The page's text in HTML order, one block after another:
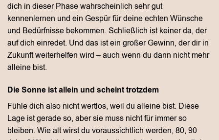
dich in dieser Phase wahrscheinlich sehr gut
kennenlernen und ein Gespür für deine echten Wünsche
und Bedürfnisse bekommen. Schließlich ist keiner da, der
auf dich einredet. Und das ist ein großer Gewinn, der dir in
Zukunft weiterhelfen wird – auch wenn du dann nicht mehr
alleine bist.
Die Sonne ist allein und scheint trotzdem
Fühle dich also nicht wertlos, weil du alleine bist. Diese
Lage ist gerade so, aber sie muss nicht für immer so
bleiben. Wie alt wirst du voraussichtlich werden, 80, 90